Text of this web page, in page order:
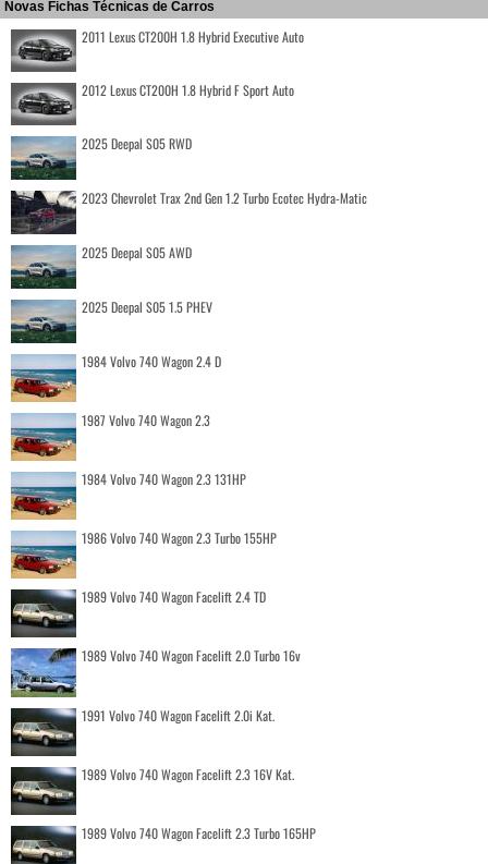
Novas Fichas Técnicas de Carros
2011 Lexus CT200H 1.8 Hybrid Executive Auto
2012 Lexus CT200H 1.8 Hybrid F Sport Auto
2025 Deepal S05 RWD
2023 Chevrolet Trax 2nd Gen 1.2 Turbo Ecotec Hydra-Matic
2025 Deepal S05 AWD
2025 Deepal S05 1.5 PHEV
1984 Volvo 740 Wagon 2.4 D
1987 Volvo 740 Wagon 2.3
1984 Volvo 740 Wagon 2.3 131HP
1986 Volvo 740 Wagon 2.3 Turbo 155HP
1989 Volvo 740 Wagon Facelift 2.4 TD
1989 Volvo 740 Wagon Facelift 2.0 Turbo 16v
1991 Volvo 740 Wagon Facelift 2.0i Kat.
1989 Volvo 740 Wagon Facelift 2.3 16V Kat.
1989 Volvo 740 Wagon Facelift 2.3 Turbo 165HP